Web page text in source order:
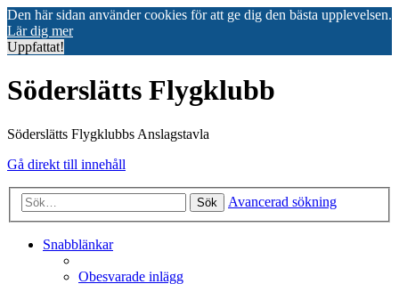
Den här sidan använder cookies för att ge dig den bästa upplevelsen.
Lär dig mer
Uppfattat!
Söderslätts Flygklubb
Söderslätts Flygklubbs Anslagstavla
Gå direkt till innehåll
Sök Avancerad sökning
Snabblänkar
Obesvarade inlägg